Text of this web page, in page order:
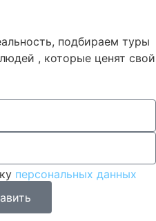
подбираем туры
, которые ценят свой
персональных данных